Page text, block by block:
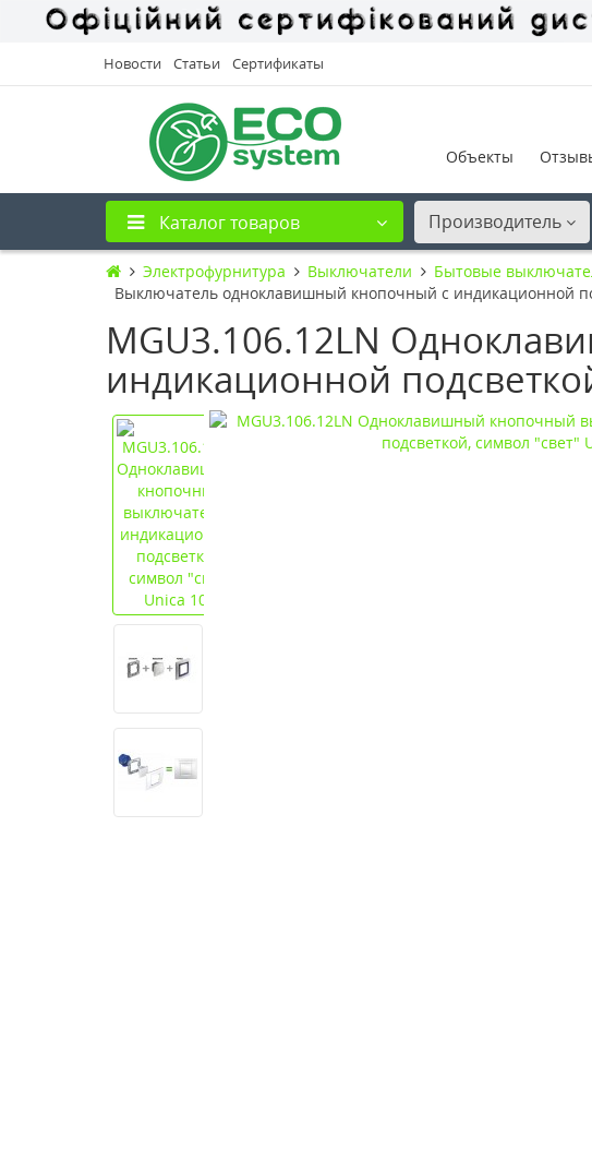
Новости Статьи Сертификаты
Объекты
Каталог товаров Производитель
Электрофурнитура Выключатели
Бытовые
Выключатель одноклавишный кнопочный с индикационной
MGU3.106.12LN
индикационной